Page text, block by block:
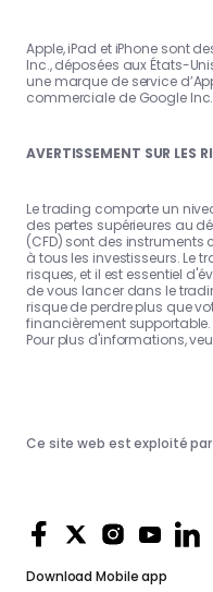
Apple, iPad et iPhone sont
Inc., déposées aux États-
une marque de service
commerciale de Google Inc.
AVERTISSEMENT SUR LES
Le trading comporte un
des pertes supérieures au
(CFD) sont des instruments
à tous les investisseurs. Le
risques, et il est essentiel
de vous lancer dans le
risque de perdre plus que
financièrement
Pour plus d'informations,
Download Mobile app
Ce site web est exploité